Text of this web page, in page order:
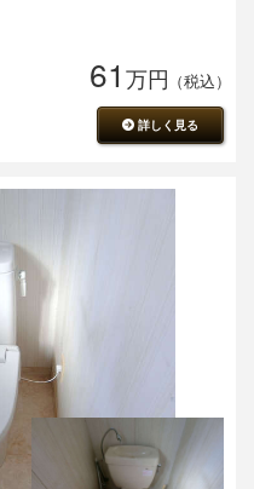
61 万円 （税込）
詳しく見る